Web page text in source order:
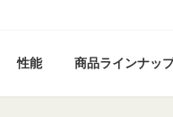
性能 商品ラインナッ